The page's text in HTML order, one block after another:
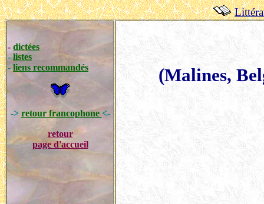
- dictées
-listes
-liens recommandés
-> retour francophone <-
retour
page d'accueil
(Malines,